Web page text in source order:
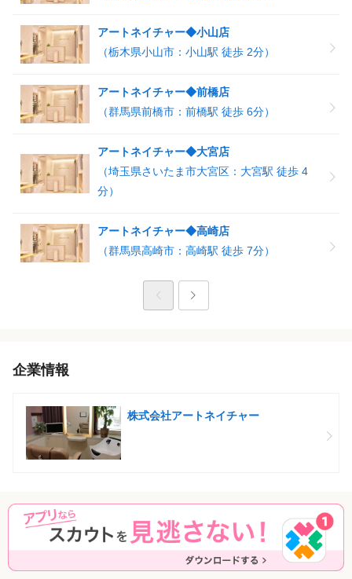
アートネイチャー◆小山店
（栃木県小山市：小山駅 徒歩 2分）
アートネイチャー◆前橋店
（群馬県前橋市：前橋駅 徒歩 6分）
アートネイチャー◆大宮店
（埼玉県さいたま市大宮区：大宮駅 徒歩 4
分）
アートネイチャー◆高崎店
（群馬県高崎市：高崎駅 徒歩 7分）
企業情報
株式会社アートネイチャー